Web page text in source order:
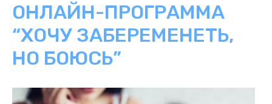
ОНЛАЙН-ПРОГРАММА
“ХОЧУ ЗАБЕРЕМЕНЕТЬ,
НО БОЮСЬ”